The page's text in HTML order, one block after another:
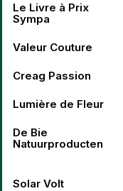
Le Livre à Prix
Sympa
Valeur Couture
Creag Passion
Lumière de Fleur
De Bie
Natuurproducten
Solar Volt